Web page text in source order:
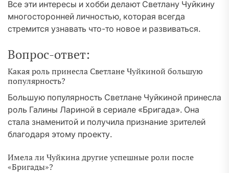
Все эти интересы и хобби делают Светлану Чуйкину
многосторонней личностью, которая всегда
стремится узнавать что-то новое и развиваться.
Вопрос-ответ:
Какая роль принесла Светлане Чуйкиной большую
популярность?
Большую популярность Светлане Чуйкиной принесла
роль Галины Лариной в сериале «Бригада». Она
стала знаменитой и получила признание зрителей
благодаря этому проекту.
Имела ли Чуйкина другие успешные роли после
«Бригады»?